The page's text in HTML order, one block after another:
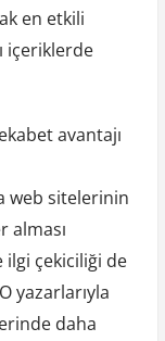
en etkili
içeriklerde
avantajı
web sitelerinin
alması
ilgi çekiciliği de
yazarlarıyla
daha